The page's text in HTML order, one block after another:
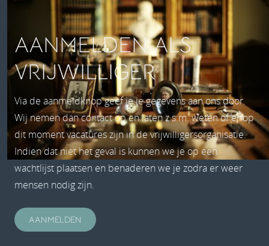
AANMELDEN ALS
VRIJWILLIGER
Via de aanmeldknop geef je je gegevens aan ons door.
Wij nemen dan contact op en laten z.s.m. weten of er op
dit moment vacatures zijn in de vrijwilligersorganisatie.
Indien dat niet het geval is kunnen we je op een
wachtlijst plaatsen en benaderen we je zodra er weer
mensen nodig zijn.
AANMELDEN